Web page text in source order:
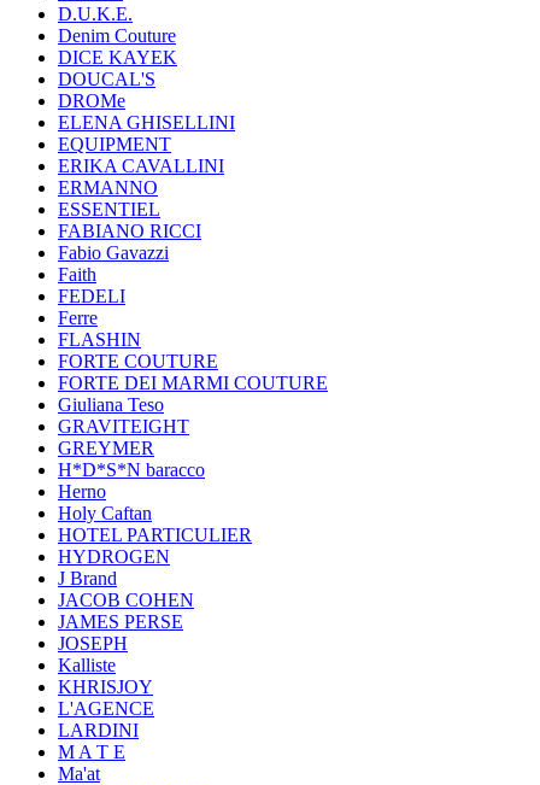
D.U.K.E.
Denim Couture
DICE KAYEK
DOUCAL'S
DROMe
ELENA GHISELLINI
EQUIPMENT
ERIKA CAVALLINI
ERMANNO
ESSENTIEL
FABIANO RICCI
Fabio Gavazzi
Faith
FEDELI
Ferre
FLASHIN
FORTE COUTURE
FORTE DEI MARMI COUTURE
Giuliana Teso
GRAVITEIGHT
GREYMER
H*D*S*N baracco
Herno
Holy Caftan
HOTEL PARTICULIER
HYDROGEN
J Brand
JACOB COHEN
JAMES PERSE
JOSEPH
Kalliste
KHRISJOY
L'AGENCE
LARDINI
M A T E
Ma'at